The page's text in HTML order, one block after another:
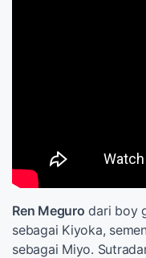
Ren Meguro dari boy
sebagai Kiyoka,
sebagai Miyo.